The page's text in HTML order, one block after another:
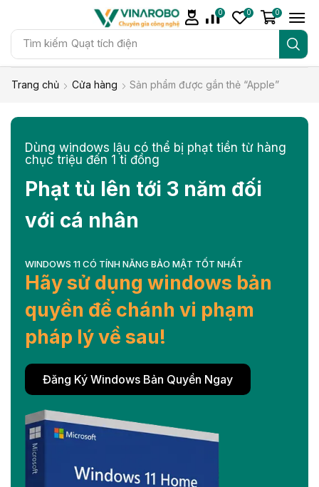
Tìm kiếm Quạt tích điện
0 0 0
Trang chủ Cửa hàng Sản phẩm được gắn thẻ “Apple”
Dùng windows lậu có thể bị phạt tiền từ hàng
chục triệu đến 1 tỉ đồng
Phạt tù lên tới 3 năm đối
với cá nhân
WINDOWS 11 CÓ TÍNH NĂNG BẢO MẬT TỐT NHẤT
Hãy sử dụng windows bản
quyền để chánh vi phạm
pháp lý về sau!
Đăng Ký Windows Bản Quyền Ngay